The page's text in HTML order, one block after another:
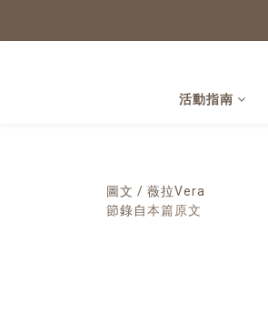
活動指南
圖文 / 薇拉Vera
節錄自本篇原文